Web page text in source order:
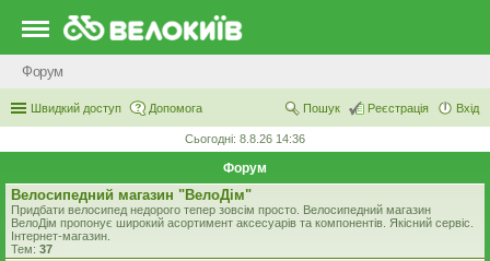
Форум
Швидкий доступ Допомога Вхід
Реєстрація
Пошук
Сьогодні: 8.8.26 14:36
Форум
Велосипедний магазин "ВелоДім"
Придбати велосипед недорого тепер зовсім просто. Велосипедний магазин
ВелоДім пропонує широкий асортимент аксесуарів та компонентів. Якісний сервіс.
Інтернет-магазин.
Тем: 37